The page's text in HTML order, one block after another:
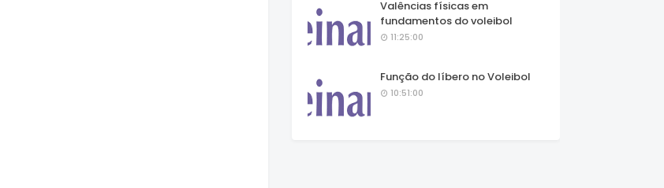
Valências físicas em
fundamentos do voleibol
11:25:00
Função do líbero no Voleibol
10:51:00